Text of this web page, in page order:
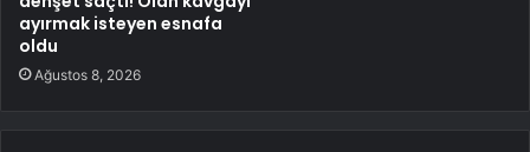
ayırmak isteyen esnafa
oldu
Ağustos 8, 2026